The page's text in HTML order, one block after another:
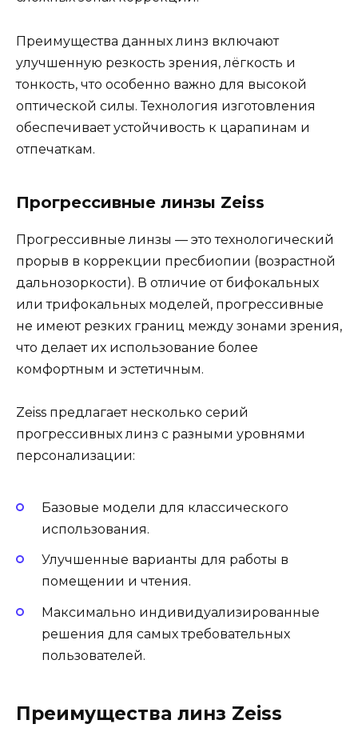
Преимущества данных линз включают
улучшенную резкость зрения, лёгкость и
тонкость, что особенно важно для высокой
оптической силы. Технология изготовления
обеспечивает устойчивость к царапинам и
отпечаткам.
Прогрессивные линзы Zeiss
Прогрессивные линзы — это технологический
прорыв в коррекции пресбиопии (возрастной
дальнозоркости). В отличие от бифокальных
или трифокальных моделей, прогрессивные
не имеют резких границ между зонами зрения,
что делает их использование более
комфортным и эстетичным.
Zeiss предлагает несколько серий
прогрессивных линз с разными уровнями
персонализации:
Базовые модели для классического
использования.
Улучшенные варианты для работы в
помещении и чтения.
Максимально индивидуализированные
решения для самых требовательных
пользователей.
Преимущества линз Zeiss